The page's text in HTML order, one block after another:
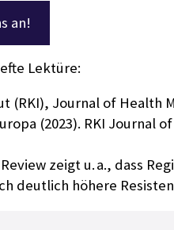
an!
Lektüre:
(RKI), Journal of Health
(2023). RKI Journal
zeigt u. a., dass
deutlich höhere